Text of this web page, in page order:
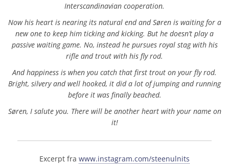
Interscandinavian cooperation.
Now his heart is nearing its natural end and Søren is waiting for a
new one to keep him ticking and kicking. But he doesn’t play a
passive waiting game. No, instead he pursues royal stag with his
rifle and trout with his fly rod.
And happiness is when you catch that first trout on your fly rod.
Bright, silvery and well hooked, it did a lot of jumping and running
before it was finally beached.
Søren, I salute you. There will be another heart with your name on
it!
Excerpt fra www.instagram.com/steenulnits